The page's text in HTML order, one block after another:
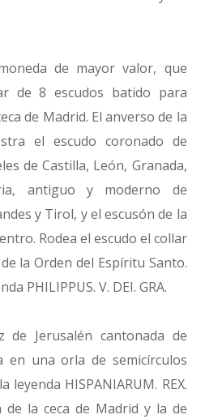
de mayor valor, que
de 8 escudos batido para
de Madrid. El anverso de la
el escudo coronado de
de Castilla, León, Granada,
antiguo y moderno de
y Tirol, y el escusón de la
Rodea el escudo el collar
la Orden del Espíritu Santo.
PHILIPPUS. V. DEI. GRA.
Jerusalén cantonada de
en una orla de semicírculos
HISPANIARUM. REX.
de la ceca de Madrid y la de